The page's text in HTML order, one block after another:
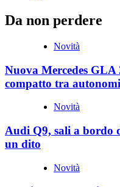
Da non perdere
Novità
Nuova Mercedes
compatto tra
Novità
Audi Q9, sali a bordo
un dito
Novità